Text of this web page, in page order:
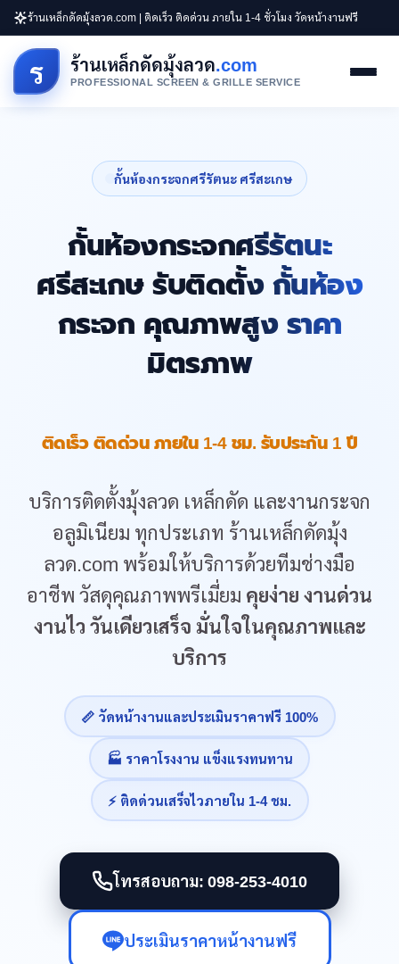
ร้านเหล็กดัดมุ้งลวด.com | ติดเร็ว ติดด่วน ภายใน 1-4 ชั่วโมง วัดหน้างานฟรี
ร ร้านเหล็กดัดมุ้งลวด.com
PROFESSIONAL SCREEN & GRILLE SERVICE
กั้นห้องกระจกศรีรัตนะ ศรีสะเกษ
กั้นห้องกระจกศรีรัตนะ
ศรีสะเกษ รับติดตั้ง กั้นห้อง
กระจก คุณภาพสูง ราคา
มิตรภาพ
ติดเร็ว ติดด่วน ภายใน 1-4 ชม. รับประกัน 1 ปี
บริการติดตั้งมุ้งลวด เหล็กดัด และงานกระจก
อลูมิเนียม ทุกประเภท ร้านเหล็กดัดมุ้ง
ลวด.com พร้อมให้บริการด้วยทีมช่างมือ
อาชีพ วัสดุคุณภาพพรีเมี่ยม คุยง่าย งานด่วน
งานไว วันเดียวเสร็จ มั่นใจในคุณภาพและ
บริการ
📏 วัดหน้างานและประเมินราคาฟรี 100%
🏭 ราคาโรงงาน แข็งแรงทนทาน
⚡ ติดด่วนเสร็จไวภายใน 1-4 ชม.
โทรสอบถาม: 098-253-4010
ประเมินราคาหน้างานฟรี